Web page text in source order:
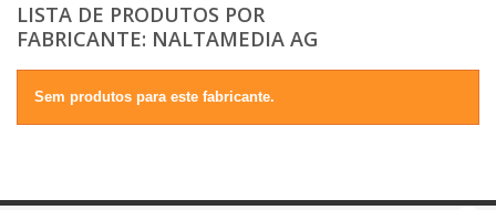
LISTA DE PRODUTOS POR
FABRICANTE: NALTAMEDIA AG
Sem produtos para este fabricante.